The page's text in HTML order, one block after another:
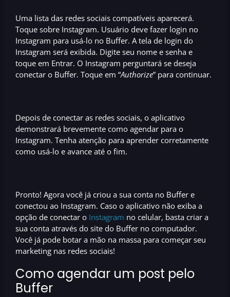
Uma lista das redes sociais compatíveis aparecerá.
Toque sobre Instagram. Usuário deve fazer login no
Instagram para usá-lo no Buffer. A tela de login do
Instagram será exibida. Digite seu nome e senha e
toque em Entrar. O Instagram perguntará se deseja
conectar o Buffer. Toque em “Authorize” para continuar.
Depois de conectar as redes sociais, o aplicativo
demonstrará brevemente como agendar para o
Instagram. Tenha atenção para aprender corretamente
como usá-lo e avance até o fim.
Pronto! Agora você já criou a sua conta no Buffer e
conectou ao Instagram. Caso o aplicativo não exiba a
opção de conectar o Instagram no celular, basta criar a
sua conta através do site do Buffer no computador.
Você já pode botar a mão na massa para começar seu
marketing nas redes sociais!
Como agendar um post pelo
Buffer